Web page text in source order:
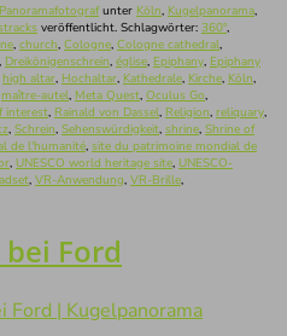
Panoramafotografunter Köln, Kugelpanorama,
veröffentlicht. Schlagwörter: 360°,
, church, Cologne, Cologne cathedral,
, Dreikönigenschrein, église, Epiphany, Epiphany
high altar, Hochaltar, Kathedrale, Kirche, Köln,
maître-autel, Meta Quest, Oculus Go,
interest, Rainald von Dassel, Religion, reliquary,
, Schrein, Sehenswürdigkeit, shrine, Shrine of
de l'humanité, site du patrimoine mondial de
, UNESCO world heritage site, UNESCO-
, VR-Anwendung, VR-Brille,
Ford